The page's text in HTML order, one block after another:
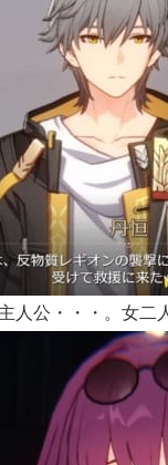
公・・・。女二